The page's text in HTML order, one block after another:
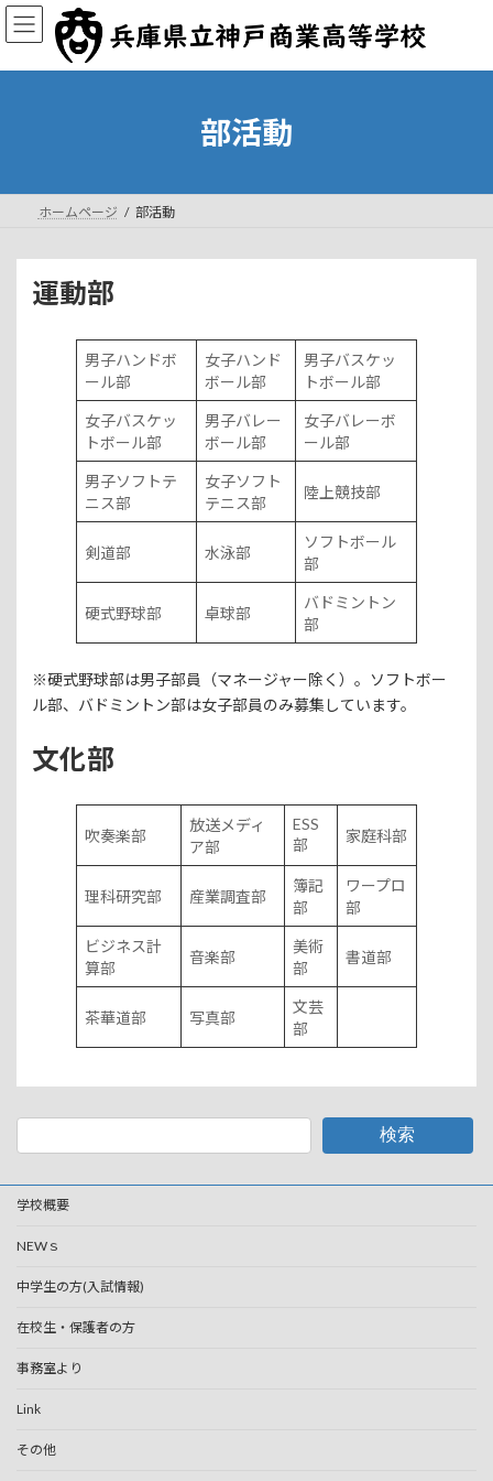
コ
ン
ン
ナ
ビ
ー
部活動
ホームページ 部活動
運動部
男子ハンドボ
ール部
女子ハンド
ボール部
男子バスケッ
トボール部
女子バスケッ
トボール部
男子バレー
ボール部
女子バレーボ
ール部
男子ソフトテ
ニス部
女子ソフト
テニス部
陸上競技部
剣道部 水泳部
ソフトボール
部
硬式野球部 卓球部
バドミントン
部
※硬式野球部は男子部員（マネージャー除く）。ソフトボー
ル部、バドミントン部は女子部員のみ募集しています。
文化部
吹奏楽部
放送メディ
ア部
ESS
部
家庭科部
理科研究部 産業調査部
簿記
部
ワープロ
部
ビジネス計
算部
音楽部
美術
部
書道部
茶華道部 写真部
文芸
部
検索
学校概要
NEWｓ
中学生の方(入試情報)
在校生・保護者の方
事務室より
Link
その他